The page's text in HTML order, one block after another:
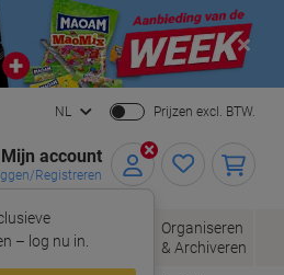
Close
NL Prijzen excl. BTW.
Mijn account
Registreren
– log nu in.
Kantoorartikelen
Organiseren
& Archiveren